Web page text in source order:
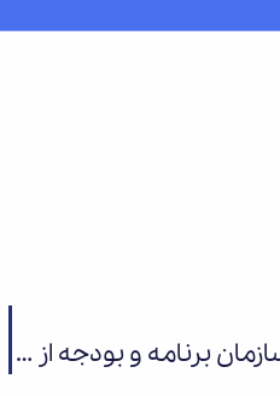
بازدید معاون علمی، فرهنگی و اجتماعی سازمان برنامه و بودجه از مجموعه «کارستان بهارستان»